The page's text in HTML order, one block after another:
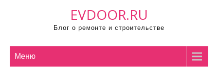
EVDOOR.RU
Блог о ремонте и строительстве
Меню